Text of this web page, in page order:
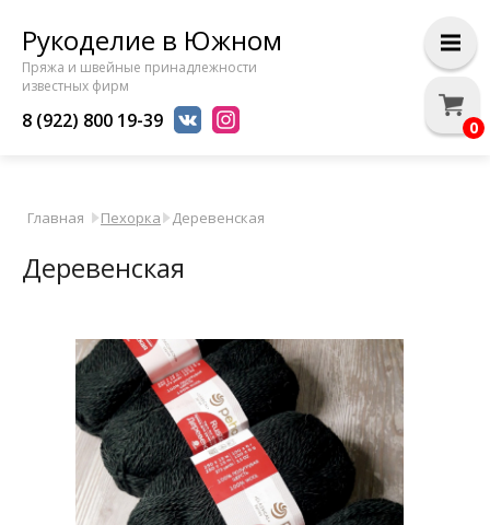
Рукоделие в Южном
Пряжа и швейные принадлежности
известных фирм
8 (922) 800 19-39
Главная Пехорка Деревенская
Деревенская
0